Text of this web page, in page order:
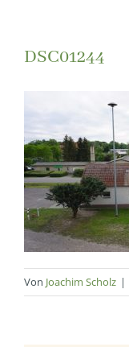
DSC01244
Von Joachim Scholz |